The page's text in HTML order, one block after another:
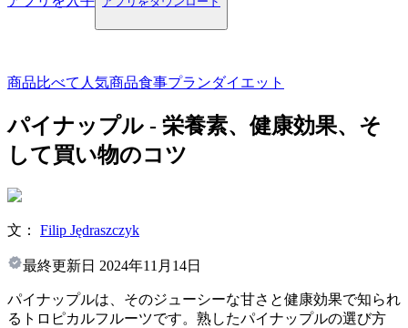
商品比べて 人気商品食事プランダイエット
パイナップル - 栄養素、健康効果、そ
して買い物のコツ
文： Filip Jędraszczyk
最終更新日 2024年11月14日
パイナップルは、そのジューシーな甘さと健康効果で知られ
るトロピカルフルーツです。熟したパイナップルの選び方